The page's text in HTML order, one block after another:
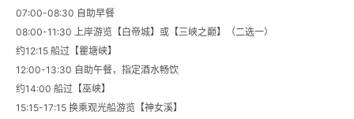
07:00-08:30 自助早餐
08:00-11:30 上岸游览【白帝城】或【三峡之巅】（二选一）
约12:15 船过【瞿塘峡】
12:00-13:30 自助午餐，指定酒水畅饮
约14:00 船过【巫峡】
15:15-17:15 换乘观光船游览【神女溪】